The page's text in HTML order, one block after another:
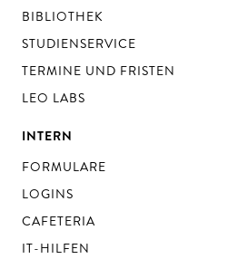
BIBLIOTHEK
STUDIENSERVICE
TERMINE UND FRISTEN
LEO LABS
INTERN
FORMULARE
LOGINS
CAFETERIA
IT-HILFEN